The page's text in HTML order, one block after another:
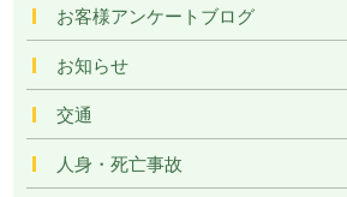
お客様アンケートブログ
お知らせ
交通
人身・死亡事故